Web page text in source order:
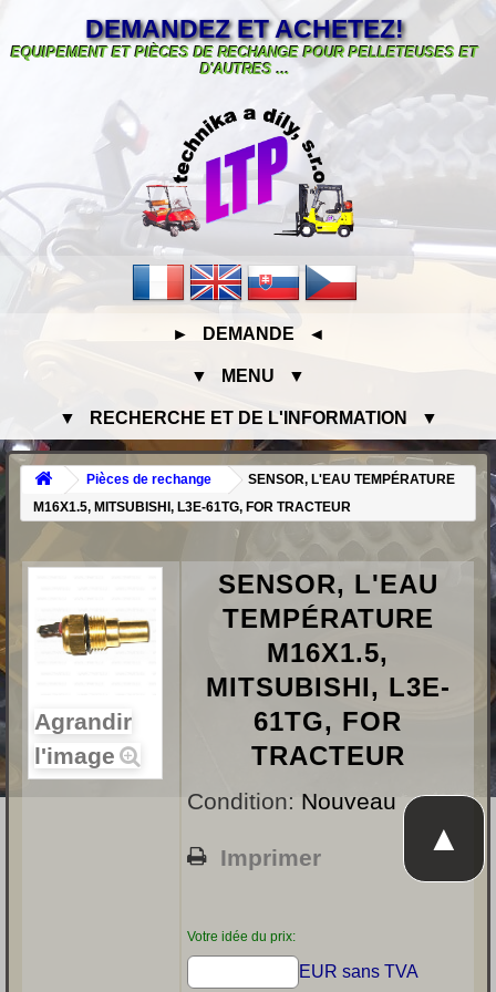
DEMANDEZ ET ACHETEZ!
EQUIPEMENT ET PIÈCES DE RECHANGE POUR PELLETEUSES ET
D'AUTRES ...
► DEMANDE ◄
▼ MENU ▼
▼ RECHERCHE ET DE L'INFORMATION ▼
Pièces de rechange
SENSOR, L'EAU TEMPÉRATURE
M16X1.5, MITSUBISHI, L3E-61TG, FOR TRACTEUR
Agrandir
l'image
SENSOR, L'EAU
TEMPÉRATURE
M16X1.5,
MITSUBISHI, L3E-
61TG, FOR
TRACTEUR
Condition: Nouveau
Imprimer
Votre idée du prix:
EUR sans TVA
▲